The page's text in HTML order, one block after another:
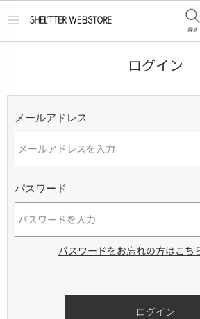
メ
ログイン
メールアドレス
パスワード
パスワードをお忘れの方はこち